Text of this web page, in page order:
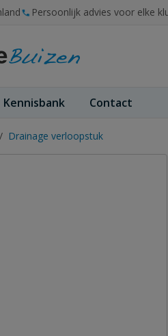
Persoonlijk advies voor elke
Kennisbank Contact
/ Drainage verloopstuk